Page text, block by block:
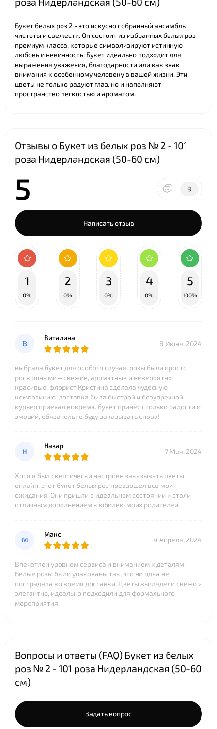
Букет белых роз 2 - это искусно собранный ансамбль
чистоты и свежести. Он состоит из избранных белых роз
премиум класса, которые символизируют истинную
любовь и невинность. Букет идеально подходит для
выражения уважения, благодарности или как знак
внимания к особенному человеку в вашей жизни. Эти
цветы не только радуют глаз, но и наполняют
пространство легкостью и ароматом.
Отзывы о Букет из белых роз № 2 - 101
роза Нидерландская (50-60 см)
5 3
Написать отзыв
1
0%
2
0%
3
0%
4
0%
5
100%
В
Виталина
8 Июня, 2024
выбрала букет для особого случая. розы были просто
роскошными – свежие, ароматные и невероятно
красивые. флорист Кристина сделала чудесную
композицию. доставка была быстрой и безупречной,
курьер приехал вовремя. букет принёс столько радости и
эмоций, обязательно буду заказывать снова!
Н
Назар
7 Мая, 2024
Хотя я был скептически настроен заказывать цветы
онлайн, этот букет белых роз превзошел все мои
ожидания. Они пришли в идеальном состоянии и стали
отличным дополнением к юбилею моих родителей.
М
Макс
4 Апреля, 2024
Впечатлен уровнем сервиса и вниманием к деталям.
Белые розы были упакованы так, что ни одна не
пострадала во время доставки. Цветы выглядели свежо и
элегантно, идеально подходили для формального
мероприятия.
Вопросы и ответы (FAQ) Букет из белых
роз № 2 - 101 роза Нидерландская (50-60
см)
Задать вопрос